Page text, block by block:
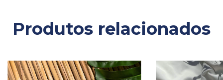
Produtos relacionados